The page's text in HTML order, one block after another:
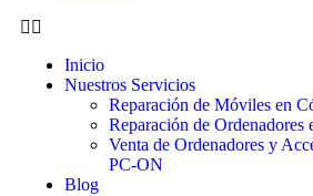
Inicio
Nuestros Servicios
Reparación de Móviles en
Reparación de
Venta de Ordenadores y
PC-ON
Blog